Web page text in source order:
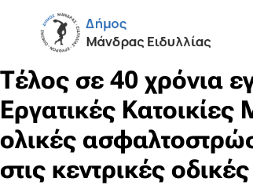
Τέλος σε 40 χρόνια
Εργατικές
ολικές
στις κεντρικές